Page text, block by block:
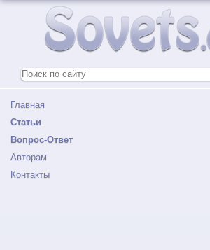
Главная
Статьи
Вопрос-Ответ
Авторам
Контакты